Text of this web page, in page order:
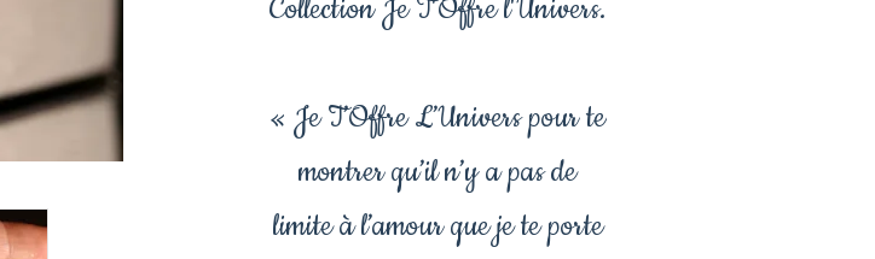
Collection Je T'Offre l'Univers.
« Je T’Offre L’Univers pour te
montrer qu’il n’y a pas de
limite à l’amour que je te porte